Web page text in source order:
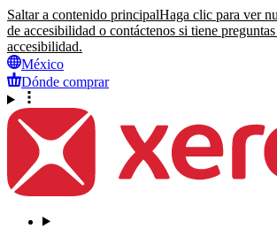
Saltar a contenido principalHaga clic para ver
de accesibilidad o contáctenos si tiene
accesibilidad.
México
Dónde comprar